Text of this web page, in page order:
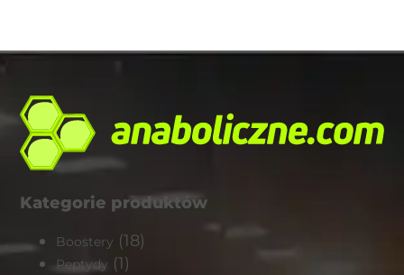
Kategorie produktów
Boostery (18)
Peptydy (1)